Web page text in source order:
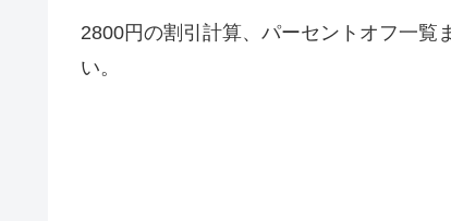
2800円の割引計算、パーセントオフ一覧
い。